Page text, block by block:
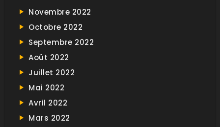
Novembre 2022
Octobre 2022
Septembre 2022
Août 2022
Juillet 2022
Mai 2022
Avril 2022
Mars 2022